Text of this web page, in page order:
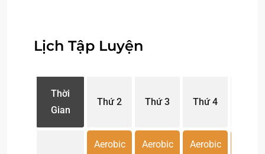
Lịch Tập Luyện
Thời
Gian
Thứ 2 Thứ 3 Thứ 4
Aerobic Aerobic Aerobic